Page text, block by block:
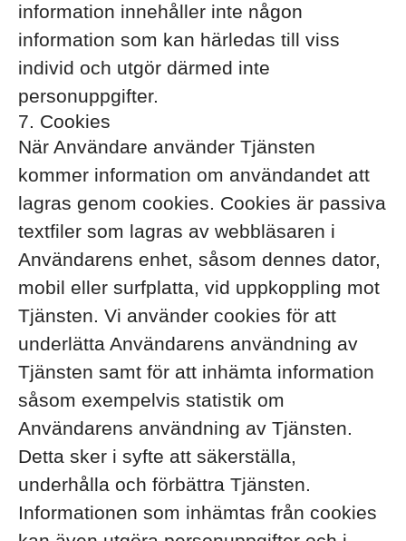
information innehåller inte någon
information som kan härledas till viss
individ och utgör därmed inte
personuppgifter.
7. Cookies
När Användare använder Tjänsten
kommer information om användandet att
lagras genom cookies. Cookies är passiva
textfiler som lagras av webbläsaren i
Användarens enhet, såsom dennes dator,
mobil eller surfplatta, vid uppkoppling mot
Tjänsten. Vi använder cookies för att
underlätta Användarens användning av
Tjänsten samt för att inhämta information
såsom exempelvis statistik om
Användarens användning av Tjänsten.
Detta sker i syfte att säkerställa,
underhålla och förbättra Tjänsten.
Informationen som inhämtas från cookies